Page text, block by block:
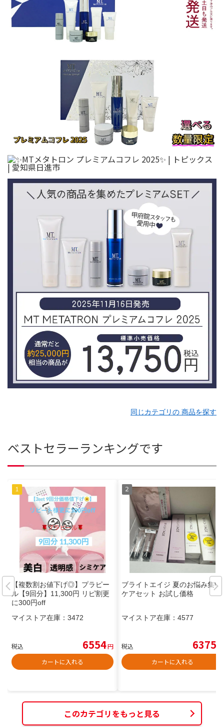
同じカテゴリの 商品を探す
ベストセラーランキングです
【複数割お値下げ◎】プラピー
ル【9回分】11,300円 リピ割更
に300円off
マイストア在庫： 3472
税込 6554円
カートに入れる
ブライトエイジ 夏のお悩み集中
ケアセット お試し価格
マイストア在庫： 4577
税込 6375
カートに入れる
このカテゴリをもっと見る